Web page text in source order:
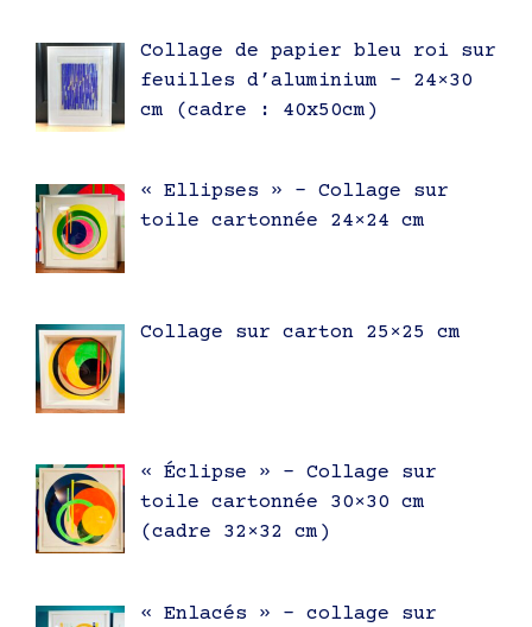
Collage de papier bleu roi sur
feuilles d’aluminium – 24×30
cm (cadre : 40x50cm)
« Ellipses » – Collage sur
toile cartonnée 24×24 cm
Collage sur carton 25×25 cm
« Éclipse » – Collage sur
toile cartonnée 30×30 cm
(cadre 32×32 cm)
« Enlacés » – collage sur